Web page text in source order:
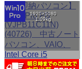
1920×1080
1.09kg